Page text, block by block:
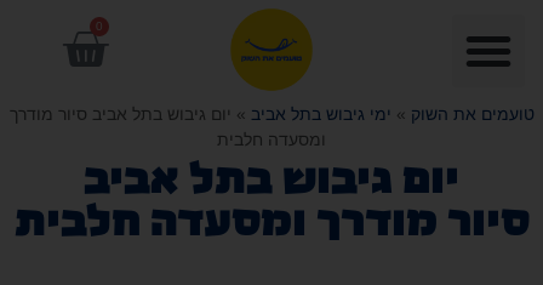
0
טועמים את השוק » ימי גיבוש בתל אביב » יום גיבוש בתל אביב סיור מודרך
ומסעדה חלבית
יום גיבוש בתל אביב
סיור מודרך ומסעדה חלבית